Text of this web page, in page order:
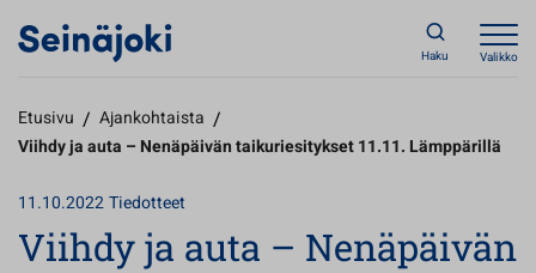
Haku Valikko
Etusivu / Ajankohtaista /
Viihdy ja auta – Nenäpäivän taikuriesitykset 11.11. Lämppärillä
11.10.2022Tiedotteet
Viihdy ja auta – Nenäpäivän